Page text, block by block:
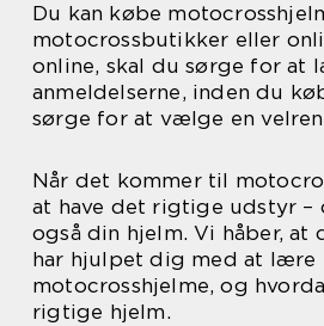
Du kan købe
motocrossbutikker eller
online, skal du sørge for at
anmeldelserne, inden du
sørge for at vælge en
Når det kommer til
at have det rigtige udstyr
også din hjelm. Vi håber,
har hjulpet dig med at lære
motocrosshjelme, og
rigtige hjelm.